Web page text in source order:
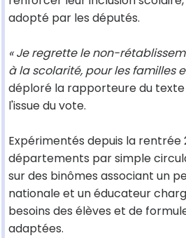
adopté par les députés.
« Je regrette le non-
à la scolarité, pour les familles
déploré la rapporteure du texte
l'issue du vote.
Expérimentés depuis la rentrée
départements par simple
sur des binômes associant un
nationale et un éducateur
besoins des élèves et de
adaptées.